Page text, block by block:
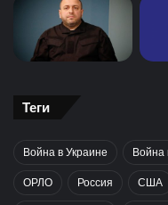
Теги
Война в Украине Война
ОРЛО Россия США